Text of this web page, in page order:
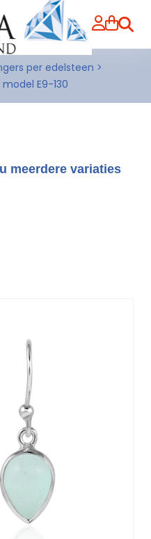
per edelsteen >
E9-130
meerdere variaties